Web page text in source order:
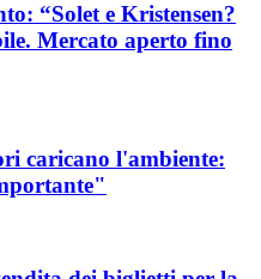
“Solet e Kristensen?
Mercato aperto fino
caricano l'ambiente: